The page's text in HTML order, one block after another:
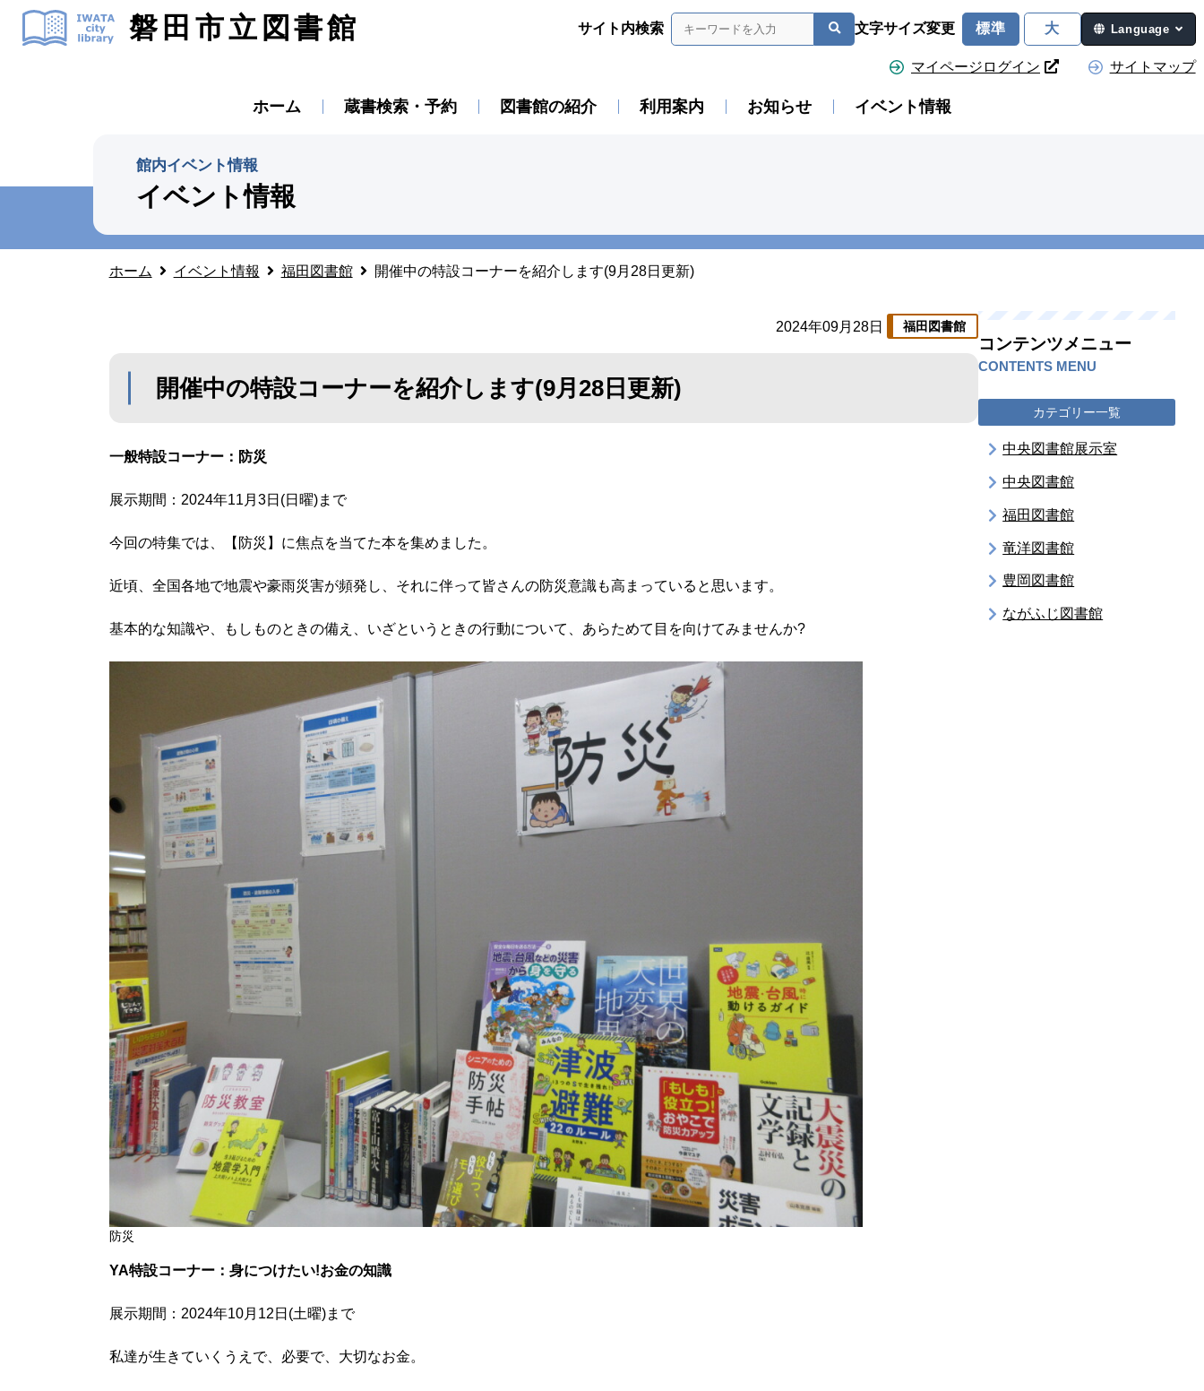
磐田市立図書館 サイト内検索 文字サイズ変更 標準 大 Language
マイページログイン サイトマップ
ホーム 蔵書検索・予約 図書館の紹介 利用案内 お知らせ イベント情報
館内イベント情報
イベント情報
ホーム イベント情報 福田図書館 開催中の特設コーナーを紹介します(9月28日更新)
2024年09月28日 福田図書館
開催中の特設コーナーを紹介します(9月28日更新)
一般特設コーナー：防災
展示期間：2024年11月3日(日曜)まで
今回の特集では、【防災】に焦点を当てた本を集めました。
近頃、全国各地で地震や豪雨災害が頻発し、それに伴って皆さんの防災意識も高まっていると思います。
基本的な知識や、もしものときの備え、いざというときの行動について、あらためて目を向けてみませんか?
防災
YA特設コーナー：身につけたい!お金の知識
展示期間：2024年10月12日(土曜)まで
私達が生きていくうえで、必要で、大切なお金。
コンテンツメニュー
CONTENTS MENU
カテゴリー一覧
中央図書館展示室
中央図書館
福田図書館
竜洋図書館
豊岡図書館
ながふじ図書館